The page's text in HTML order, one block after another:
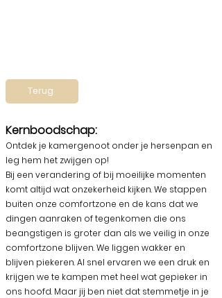
Terug
Kernboodschap:
Ontdek je kamergenoot onder je hersenpan en
leg hem het zwijgen op!
Bij een verandering of bij moeilijke momenten
komt altijd wat onzekerheid kijken. We stappen
buiten onze comfortzone en de kans dat we
dingen aanraken of tegenkomen die ons
beangstigen is groter dan als we veilig in onze
comfortzone blijven. We liggen wakker en
blijven piekeren. Al snel ervaren we een druk en
krijgen we te kampen met heel wat gepieker in
ons hoofd. Maar jij ben niet dat stemmetje in je